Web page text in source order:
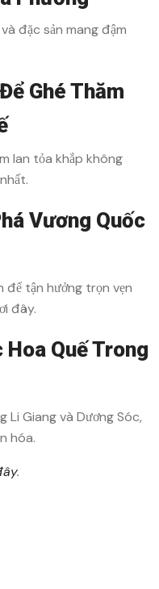
đặc sản mang đậm
Ghé Thăm
lan tỏa khắp không
Vương Quốc
tận hưởng trọn vẹn
đây.
Quế Trong
Li Giang và Dương Sóc,
hóa.
.